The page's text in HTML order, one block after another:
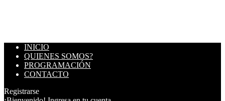
INICIO
QUIENES SOMOS?
PROGRAMACIÓN
CONTACTO
Registrarse